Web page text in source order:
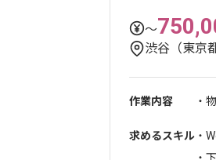
〜
渋谷（東京
作業内容 ・
求めるスキル ・
・